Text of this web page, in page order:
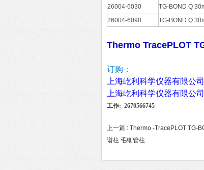
26004-6030
TG-BOND Q
26004-6090
TG-BOND Q
Thermo TracePLOT
订购：
上海屹利科学仪器有限公司
上海屹利科学仪器有限公司
工作: 2670566745
上一篇 : Thermo -TracePLOT TG-
谱柱 毛细管柱